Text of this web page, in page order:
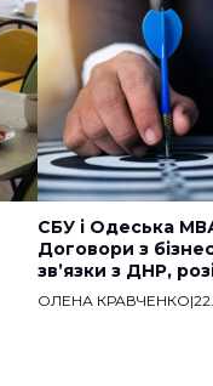
СБУ і Одеська
Договори з
звʼязки з ДНР,
ОЛЕНА КРАВЧЕНКО|